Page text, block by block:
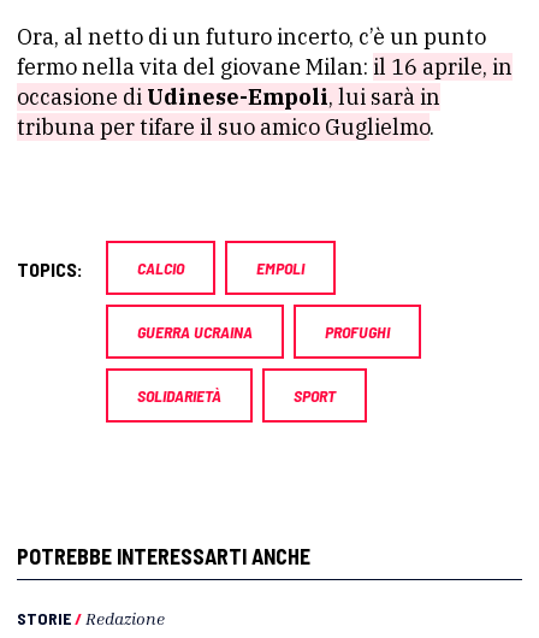
Ora, al netto di un futuro incerto, c’è un punto
fermo nella vita del giovane Milan: il 16 aprile, in
occasione di Udinese-Empoli, lui sarà in
tribuna per tifare il suo amico Guglielmo.
TOPICS: CALCIO EMPOLI
GUERRA UCRAINA PROFUGHI
SOLIDARIETÀ SPORT
POTREBBE INTERESSARTI ANCHE
STORIE/ Redazione